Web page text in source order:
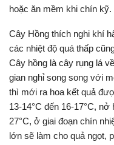
hoặc ăn mềm khi chín kỹ.
Cây Hồng thích nghi khí
các nhiệt độ quá thấp
Cây hồng là cây rụng lá
gian nghỉ song song với
thì mới ra hoa kết quả
13-14°C đến 16-17°C, nở
27°C, ở giai đoạn chín
lớn sẽ làm cho quả ngọt,